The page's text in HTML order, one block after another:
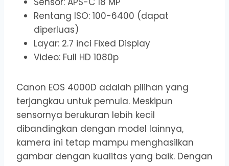
Rentang ISO: 100-6400 (dapat
diperluas)
Layar: 2.7 inci Fixed Display
Video: Full HD 1080p
Canon EOS 4000D adalah pilihan yang
terjangkau untuk pemula. Meskipun
sensornya berukuran lebih kecil
dibandingkan dengan model lainnya,
kamera ini tetap mampu menghasilkan
gambar dengan kualitas yang baik. Dengan